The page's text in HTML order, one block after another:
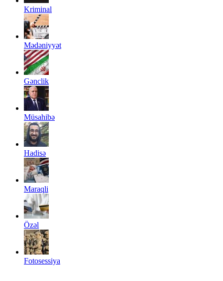
Kriminal
Mədəniyyət
Gənclik
Müsahibə
Hadisə
Maraqli
Özəl
Fotosessiya